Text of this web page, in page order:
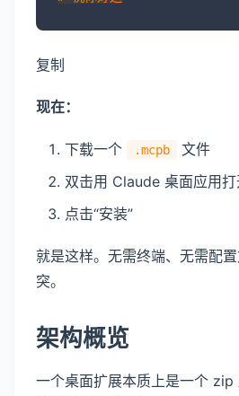
复制
现在：
下载一个 .mcpb
文件
双击用 Claude 桌面应用
点击“安装”
就是这样。无需终端、无需配
突。
架构概览
一个桌面扩展本质上是一个 zip